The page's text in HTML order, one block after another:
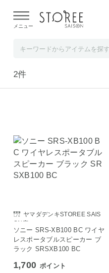
よる配送遅延が発生しており
メニュー
在庫なしも表示
2件
ヤマダデンキSTOREE SAIS
ON店
ソニー SRS-XB100 BC ワイヤ
レスポータブルスピーカー ブ
ラック SRSXB100 BC
1,700 ポイント